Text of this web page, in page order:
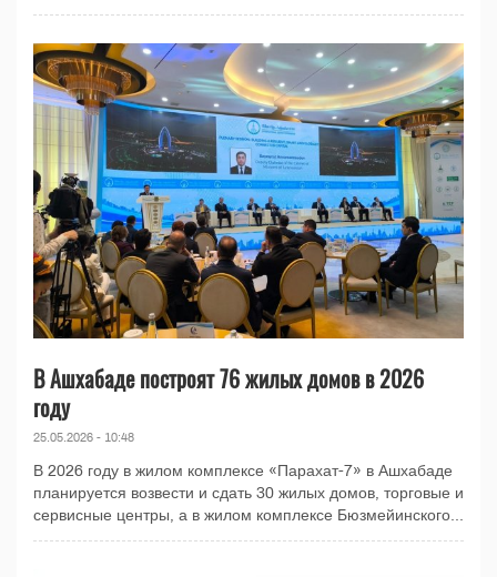
В Ашхабаде построят 76 жилых домов в 2026
году
25.05.2026 - 10:48
В 2026 году в жилом комплексе «Парахат-7» в Ашхабаде
планируется возвести и сдать 30 жилых домов, торговые и
сервисные центры, а в жилом комплексе Бюзмейинского...